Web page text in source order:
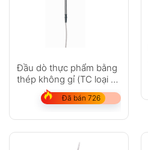
Đầu dò thực phẩm bằng
thép không gỉ (TC loại T)
– với cáp PUR
Đã bán 726